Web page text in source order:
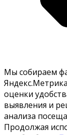
Мы собираем
оценки
выявления и
анализа
Продолжая